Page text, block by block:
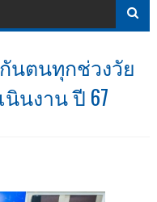
นตนทุกช่วงวัย
นงาน ปี 67